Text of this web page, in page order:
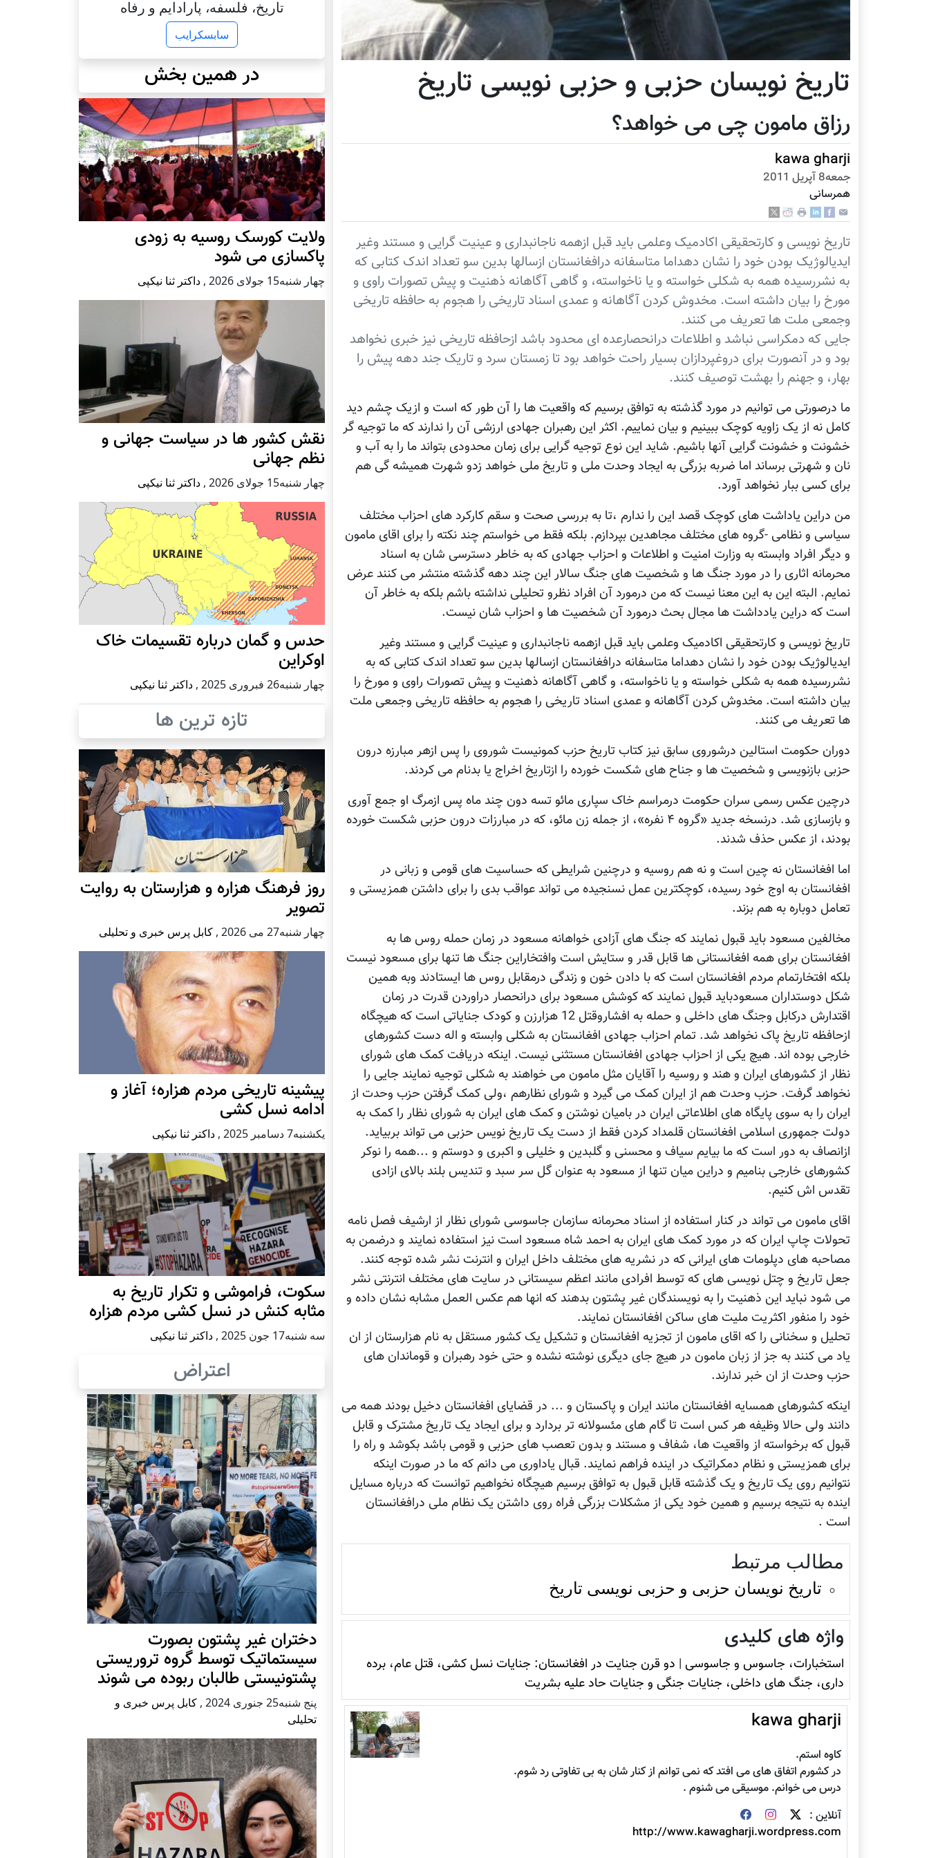
تاریخ نویسان حزبی و حزبی نویسی تاریخ
رزاق مامون چی می خواهد؟
kawa gharji
جمعه8 آپریل 2011
همرسانی
تاریخ نویسی و کارتحقیقی اکادمیک وعلمی باید قبل ازهمه ناجانبداری و عینیت گرایی و مستند وغیر
ایدیالوژیک بودن خود را نشان دهداما متاسفانه درافغانستان ازسالها بدین سو تعداد اندک کتابی که
به نشررسیده همه به شکلی خواسته و یا ناخواسته، و گاهی آگاهانه ذهنیت و پیش تصورات راوی و
مورخ را بیان داشته است. مخدوش کردن آگاهانه و عمدی اسناد تاریخی را هجوم به حافظه تاریخی
وجمعی ملت ها تعریف می کنند.
جايی که دمکراسی نباشد و اطلاعات درانحصارعده ای محدود باشد ازحافظه تاريخی نيز خبری نخواهد
بود و در آنصورت برای دروغپردازان بسيار راحت خواهد بود تا زمستان سرد و تاريک جند دهه پيش را
بهار، و جهنم را بهشت توصيف کنند.
ما درصورتی می توانیم در مورد گذشته به توافق برسیم که واقعیت ها را آن طور که است و ازیک چشم دید
کامل نه از یک زاویه کوچک ببینیم و بیان نماییم. اکثر این رهبران جهادی ارزشی آن را ندارند که ما توجیه گر
خشونت و خشونت گرایی آنها باشیم. شاید این نوع توجیه گرایی برای زمان محدودی بتواند ما را به آب و
نان و شهرتی برساند اما ضربه بزرگی به ایجاد وحدت ملی و تاریخ ملی خواهد زدو شهرت همیشه گی هم
برای کسی ببار نخواهد آورد.
من دراین یاداشت های کوچک قصد این را ندارم ،تا به بررسی صحت و سقم کارکرد های احزاب مختلف
سیاسی و نظامی -گروه های مختلف مجاهدین بپردازم. بلکه فقط می خواستم چند نکته را برای اقای مامون
و دیگر افراد وابسته به وزارت امنیت و اطلاعات و احزاب جهادی که به خاطر دسترسی شان به اسناد
محرمانه اثاری را در مورد جنگ ها و شخصیت های جنگ سالار این چند دهه گذشته منتشر می کنند عرض
نمایم. البته این به این معنا نیست که من درمورد آن افراد نظرو تحلیلی نداشته باشم بلکه به خاطر آن
است که دراین یادداشت ها مجال بحث درمورد آن شخصیت ها و احزاب شان نیست.
تاریخ نویسی و کارتحقیقی اکادمیک وعلمی باید قبل ازهمه ناجانبداری و عینیت گرایی و مستند وغیر
ایدیالوژیک بودن خود را نشان دهداما متاسفانه درافغانستان ازسالها بدین سو تعداد اندک کتابی که به
نشررسیده همه به شکلی خواسته و یا ناخواسته، و گاهی آگاهانه ذهنیت و پیش تصورات راوی و مورخ را
بیان داشته است. مخدوش کردن آگاهانه و عمدی اسناد تاریخی را هجوم به حافظه تاریخی وجمعی ملت
ها تعریف می کنند.
دوران حکومت استالین درشوروی سابق نیز کتاب تاریخ حزب کمونیست شوروی را پس ازهر مبارزه درون
حزبی بازنویسی و شخصیت ها و جناح های شکست خورده را ازتاریخ اخراج یا بدنام می کردند.
درچین عکس رسمی سران حکومت درمراسم خاک سپاری مائو تسه دون چند ماه پس ازمرگ او جمع آوری
و بازسازی شد. درنسخه جدید «گروه ۴ نفره»، از جمله زن مائو، که در مبارزات درون حزبی شکست خورده
بودند، از عکس حذف شدند.
اما افغانستان نه چین است و نه هم روسیه و درچنین شرایطی که حساسیت های قومی و زبانی در
افغانستان به اوج خود رسیده، کوچکترین عمل نسنجیده می تواند عواقب بدی را برای داشتن همزیستی و
تعامل دوباره به هم بزند.
مخالفین مسعود باید قبول نمایند که جنگ های آزادی خواهانه مسعود در زمان حمله روس ها به
افغانستان برای همه افغانستانی ها قابل قدر و ستایش است وافتخاراین جنگ ها تنها برای مسعود نیست
بلکه افتخارتمام مردم افغانستان است که با دادن خون و زندگی درمقابل روس ها ایستادند وبه همین
شکل دوستداران مسعودباید قبول نمایند که کوشش مسعود برای درانحصار دراوردن قدرت در زمان
اقتدارش درکابل وجنگ های داخلی و حمله به افشاروقتل 12 هزارزن و کودک جنایاتی است که هیچگاه
ازحافظه تاریخ پاک نخواهد شد. تمام احزاب جهادی افغانستان به شکلی وابسته و اله دست کشورهای
خارجی بوده اند. هیچ یکی از احزاب جهادی افغانستان مستثنی نیست. اینکه دریافت کمک های شورای
نظار از کشورهای ایران و هند و روسیه را آقایان مثل مامون می خواهند به شکلی توجیه نمایند جایی را
نخواهد گرفت. حزب وحدت هم از ایران کمک می گیرد و شورای نظارهم ،ولی کمک گرفتن حزب وحدت از
ایران را به سوی پایگاه های اطلاعاتی ایران در بامیان نوشتن و کمک های ایران به شورای نظار را کمک به
دولت جمهوری اسلامی افغانستان قلمداد کردن فقط از دست یک تاریخ نویس حزبی می تواند بربیاید.
ازانصاف به دور است که ما بیایم سیاف و محسنی و گلبدین و خلیلی و اکبری و دوستم و ...همه را نوکر
کشورهای خارجی بنامیم و دراین میان تنها از مسعود به عنوان گل سر سبد و تندیس بلند بالای ازادی
تقدس اش کنیم.
اقای مامون می تواند در کنار استفاده از اسناد محرمانه سازمان جاسوسی شورای نظار از ارشیف فصل نامه
تحولات چاپ ایران که در مورد کمک های ایران به احمد شاه مسعود است نیز استفاده نمایند و درضمن به
مصاحبه های دپلومات های ایرانی که در نشریه های مختلف داخل ایران و انترنت نشر شده توجه کنند.
جعل تاریخ و چتل نویسی های که توسط افرادی مانند اعظم سیستانی در سایت های مختلف انترنتی نشر
می شود نباید این ذهنیت را به نویسندگان غیر پشتون بدهند که انها هم عکس العمل مشابه نشان داده و
خود را منفور اکثریت ملیت های ساکن افغانستان نمایند.
تحلیل و سخنانی را که اقای مامون از تجزیه افغانستان و تشکیل یک کشور مستقل به نام هزارستان از ان
یاد می کنند به جز از زبان مامون در هیچ جای دیگری نوشته نشده و حتی خود رهبران و قوماندان های
حزب وحدت از ان خبر ندارند.
اینکه کشورهای همسایه افغانستان مانند ایران و پاکستان و ... در قضایای افغانستان دخیل بودند همه می
دانند ولی حالا وظیفه هر کس است تا گام های مئسولانه تر بردارد و برای ایجاد یک تاریخ مشترک و قابل
قبول که برخواسته از واقعیت ها، شفاف و مستند و بدون تعصب های حزبی و قومی باشد بکوشد و راه را
برای همزیستی و نظام دمکراتیک در اینده فراهم نمایند. قبال یاداوری می دانم که ما در صورت اینکه
نتوانیم روی یک تاریخ و یک گذشته قابل قبول به توافق برسیم هیچگاه نخواهیم توانست که درباره مسایل
اینده به نتیجه برسیم و همین خود یکی از مشکلات بزرگی فراه روی داشتن یک نظام ملی درافغانستان
است .
مطالب مرتبط
تاریخ نویسان حزبی و حزبی نویسی تاریخ
واژه های کلیدی
استخبارات، جاسوس و جاسوسی | دو قرن جنایت در افغانستان: جنایات نسل کشی، قتل عام، برده
داری، جنگ های داخلی، جنایات جنگی و جنایات حاد علیه بشریت
kawa gharji
کاوه استم.
در کشورم اتفاق های می افتد که نمی توانم از کنار شان به بی تفاوتی رد شوم.
درس می خوانم. موسیقی می شنوم .
آنلاین :
http://www.kawagharji.wordpress.com
تاریخ، فلسفه، پارادایم و رفاه
سابسکرایب
در همین بخش
ولایت کورسک روسیه به زودی
پاکسازی می شود
چهار شنبه15 جولای 2026 , داکتر ثنا نیکپی
نقش کشور ها در سیاست جهانی و
نظم جهانی
چهار شنبه15 جولای 2026 , داکتر ثنا نیکپی
حدس و گمان درباره تقسیمات خاک
اوکراین
چهار شنبه26 فبروری 2025 , داکتر ثنا نیکپی
تازه ترین ها
روز فرهنگ هزاره و هزارستان به روایت
تصویر
چهار شنبه27 می 2026 , کابل پرس خبری و تحلیلی
پيشينه تاريخی مردم هزاره؛ آغاز و
ادامه نسل کشی
يكشنبه7 دسامبر 2025 , داکتر ثنا نیکپی
سکوت، فراموشی و تکرار تاريخ به
مثابه کنش در نسل کشی مردم هزاره
سه شنبه17 جون 2025 , داکتر ثنا نیکپی
اعتراض
دختران غیر پشتون بصورت
سیستماتیک توسط گروه تروریستی
پشتونیستی طالبان ربوده می شوند
پنج شنبه25 جنوری 2024 , کابل پرس خبری و
تحلیلی